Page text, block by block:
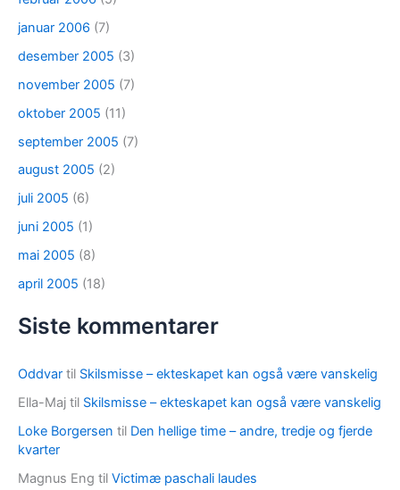
januar 2006 (7)
desember 2005 (3)
november 2005 (7)
oktober 2005 (11)
september 2005 (7)
august 2005 (2)
juli 2005 (6)
juni 2005 (1)
mai 2005 (8)
april 2005 (18)
Siste kommentarer
Oddvar til Skilsmisse – ekteskapet kan også være vanskelig
Ella-Maj til Skilsmisse – ekteskapet kan også være vanskelig
Loke Borgersen til Den hellige time – andre, tredje og fjerde
kvarter
Magnus Eng til Victimæ paschali laudes